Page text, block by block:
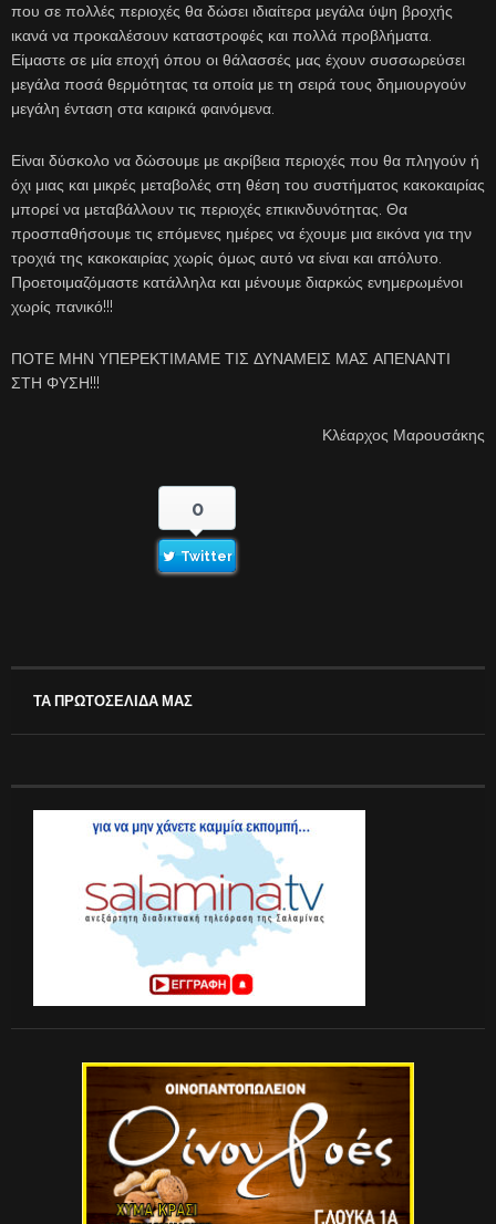
που σε πολλές περιοχές θα δώσει ιδιαίτερα μεγάλα ύψη βροχής
ικανά να προκαλέσουν καταστροφές και πολλά προβλήματα.
Είμαστε σε μία εποχή όπου οι θάλασσές μας έχουν συσσωρεύσει
μεγάλα ποσά θερμότητας τα οποία με τη σειρά τους δημιουργούν
μεγάλη ένταση στα καιρικά φαινόμενα.
Είναι δύσκολο να δώσουμε με ακρίβεια περιοχές που θα πληγούν ή
όχι μιας και μικρές μεταβολές στη θέση του συστήματος κακοκαιρίας
μπορεί να μεταβάλλουν τις περιοχές επικινδυνότητας. Θα
προσπαθήσουμε τις επόμενες ημέρες να έχουμε μια εικόνα για την
τροχιά της κακοκαιρίας χωρίς όμως αυτό να είναι και απόλυτο.
Προετοιμαζόμαστε κατάλληλα και μένουμε διαρκώς ενημερωμένοι
χωρίς πανικό!!!
ΠΟΤΕ ΜΗΝ ΥΠΕΡΕΚΤΙΜΑΜΕ ΤΙΣ ΔΥΝΑΜΕΙΣ ΜΑΣ ΑΠΕΝΑΝΤΙ
ΣΤΗ ΦΥΣΗ!!!
Κλέαρχος Μαρουσάκης
0
Twitter
ΤΑ ΠΡΩΤΟΣΕΛΙΔΑ ΜΑΣ